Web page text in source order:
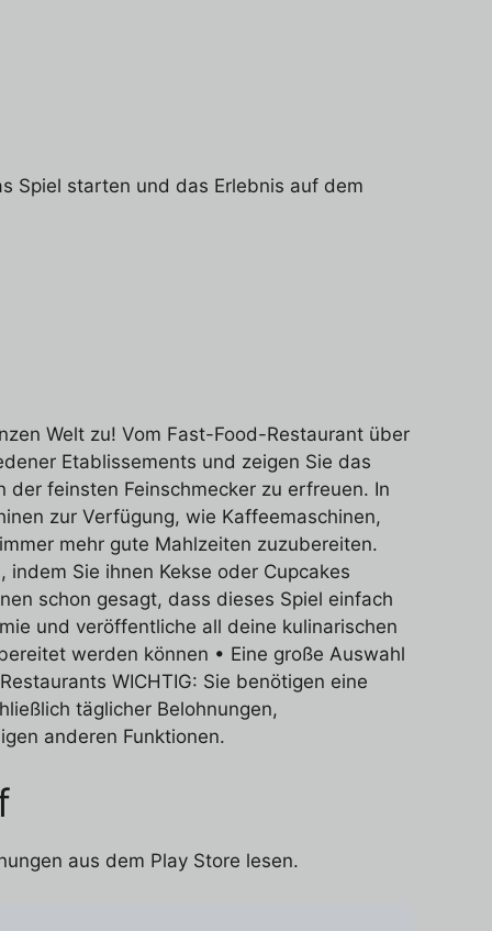
Spiel starten und das Erlebnis auf dem
Welt zu! Vom Fast-Food-Restaurant über
Etablissements und zeigen Sie das
feinsten Feinschmecker zu erfreuen. In
zur Verfügung, wie Kaffeemaschinen,
mehr gute Mahlzeiten zuzubereiten.
Sie ihnen Kekse oder Cupcakes
schon gesagt, dass dieses Spiel einfach
und veröffentliche all deine kulinarischen
werden können • Eine große Auswahl
WICHTIG: Sie benötigen eine
täglicher Belohnungen,
anderen Funktionen.
aus dem Play Store lesen.